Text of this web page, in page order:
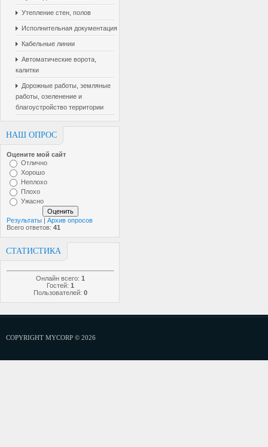
Утепление стен, полов
Исполнительная документация
Кабельные линии
Автоматические ворота,
калитки
Дорожные работы, земляные
работы, озеленение и
благоустройство территории
НАШ ОПРОС
Оцените мой сайт
Отлично
Хорошо
Неплохо
Плохо
Ужасно
Результаты | Архив опросов
Всего ответов: 41
СТАТИСТИКА
Онлайн всего: 1
Гостей: 1
Пользователей: 0
COPYRIGHT MYCORP © 2026